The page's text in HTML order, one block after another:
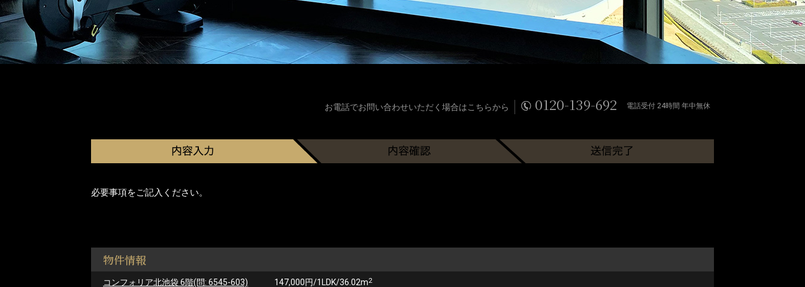
お電話でお問い合わせいただく場合はこちらから 0120-139-692 電話受付 24時間 年中無休
必要事項をご記入ください。
物件情報
コンフォリア北池袋 6階(問: 6545-603) 147,000円/1LDK/36.02m2